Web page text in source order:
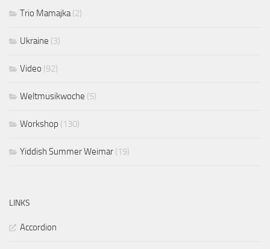
Trio Mamajka(2)
Ukraine (3)
Video (92)
Weltmusikwoche (5)
Workshop (130)
Yiddish Summer Weimar (19)
LINKS
Accordion